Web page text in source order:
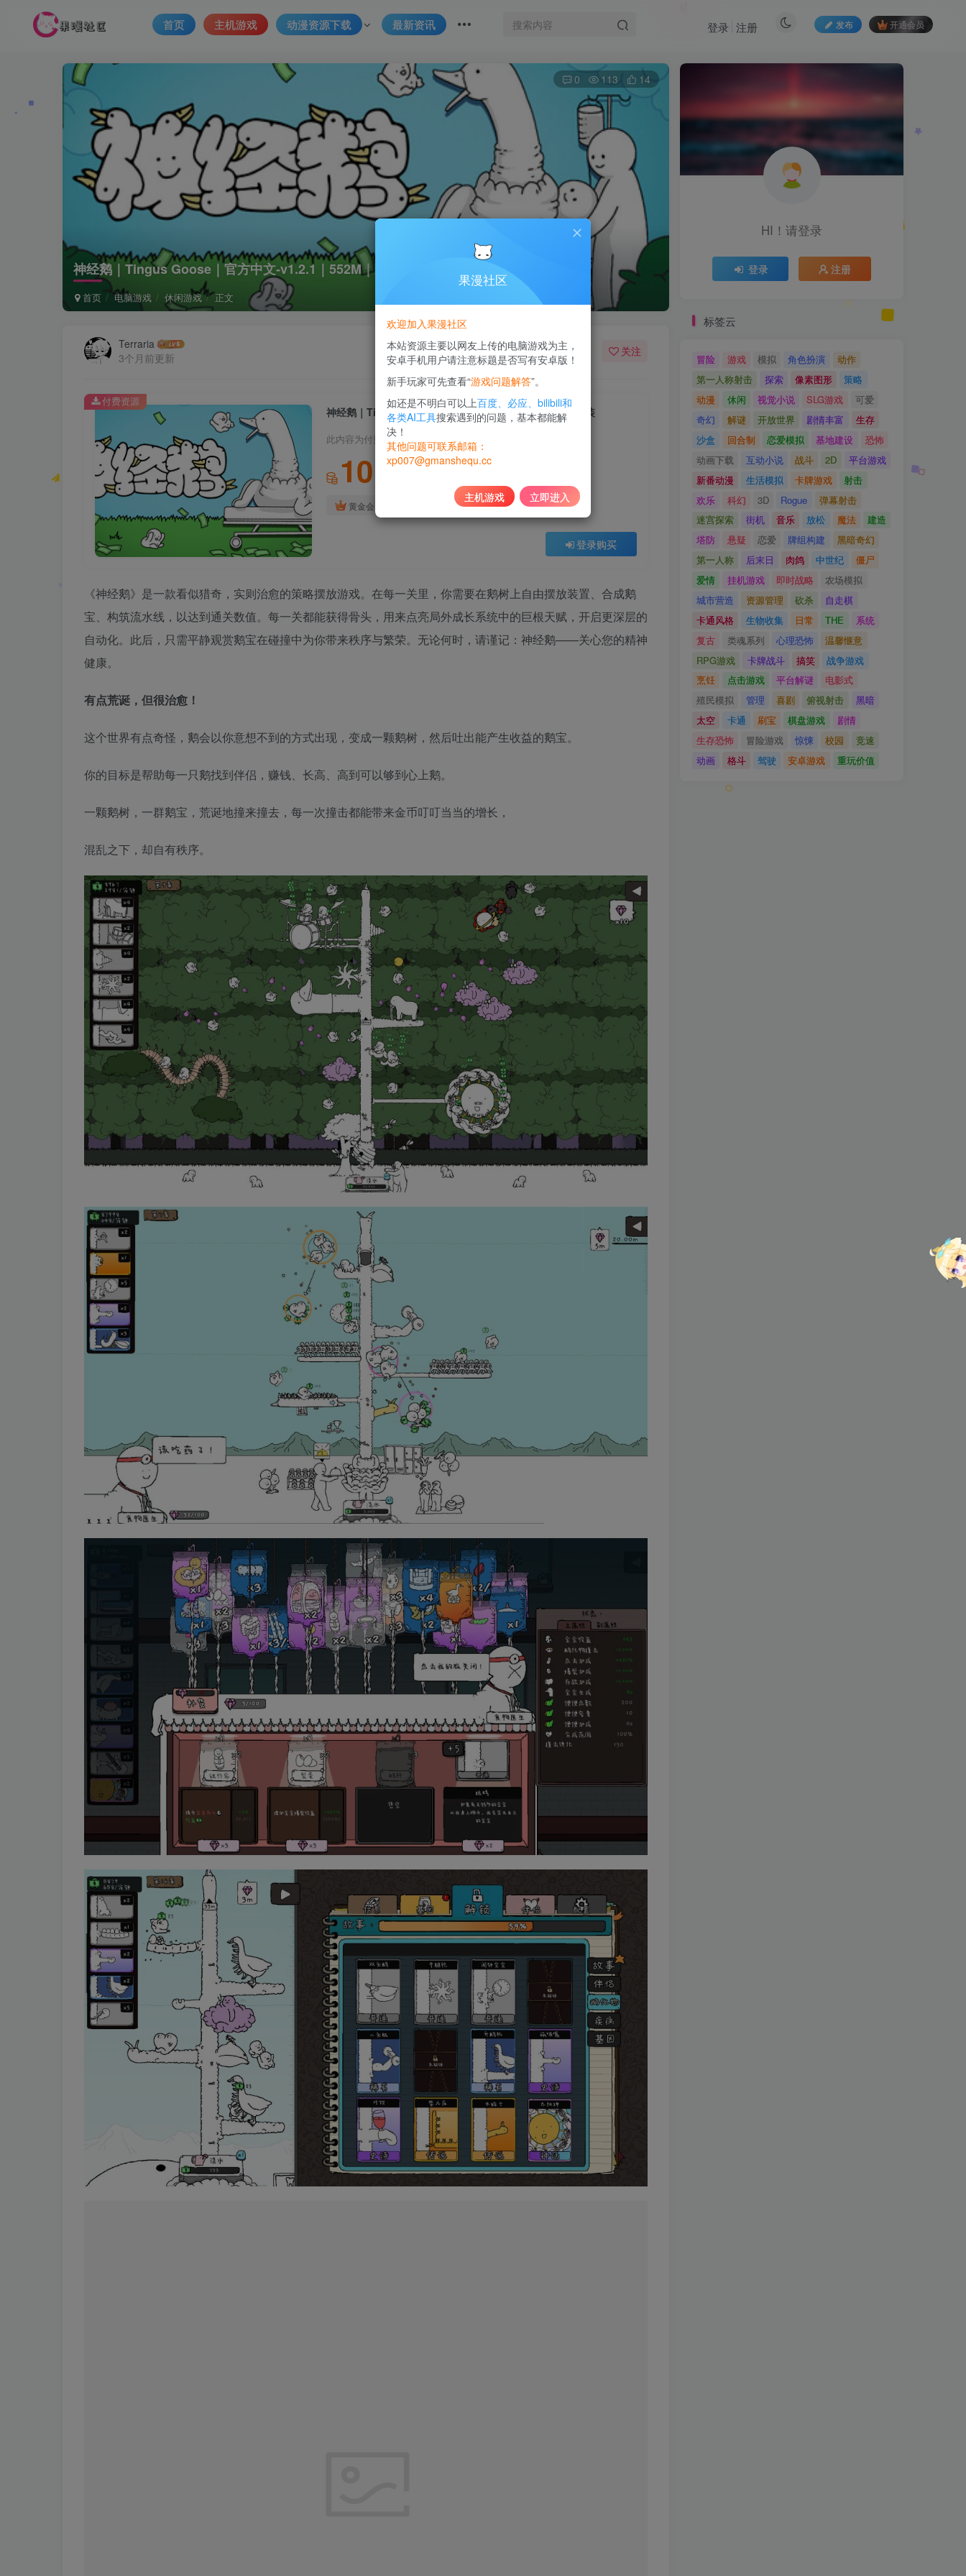
首页 主机游戏 动漫资源下载 最新资讯 发布 开通会员
登录 注册
神经鹅｜Tingus Goose｜官方中文-v1.2.1｜552M｜免安装
首页 电脑游戏 休闲游戏 正文
0 113 14
Terraria
3个月前更新
关注
神经鹅｜Tingus Goose｜官方中文-v1.2.1｜552M｜免安装
此内容为付费资源，请付费后查看
10
黄金会员
登录购买
付费资源
《神经鹅》是一款看似猎奇，实则治愈的策略摆放游戏。在每一关里，你需要在鹅树上自由摆放装置、合成鹅
宝、构筑流水线，以达到通关数值。每一关都能获得骨头，用来点亮局外成长系统中的巨根天赋，开启更深层的
自动化。此后，只需平静观赏鹅宝在碰撞中为你带来秩序与繁荣。无论何时，请谨记：神经鹅——关心您的精神
健康。
有点荒诞，但很治愈！
这个世界有点奇怪，鹅会以你意想不到的方式出现，变成一颗鹅树，然后吐出能产生收益的鹅宝。
你的目标是帮助每一只鹅找到伴侣，赚钱、长高、高到可以够到心上鹅。
一颗鹅树，一群鹅宝，荒诞地撞来撞去，每一次撞击都能带来金币叮叮当当的增长，
混乱之下，却自有秩序。
HI！请登录
登录 注册
标签云
冒险 游戏 模拟 角色扮演
动作
第一人称射击
探索 像素图形
策略
动漫
休闲 视觉小说 SLG游戏
可爱
奇幻
解谜 开放世界 剧情丰富
生存
沙盒
回合制 恋爱模拟 基地建设
恐怖
动画下载
互动小说 战斗 2D
平台游戏
新番动漫
生活模拟 卡牌游戏
射击
欢乐
科幻 3D Rogue
弹幕射击
迷宫探索
街机 音乐 放松 魔法
建造
塔防
悬疑 恋爱 牌组构建
黑暗奇幻
第一人称
后末日 肉鸽 中世纪
僵尸
爱情
挂机游戏 即时战略
农场模拟
城市营造
资源管理 砍杀
自走棋
卡通风格
生物收集 日常 THE
系统
复古
类魂系列 心理恐怖
温馨惬意
RPG游戏
卡牌战斗 搞笑
战争游戏
烹饪
点击游戏 平台解谜
电影式
殖民模拟
管理 喜剧 俯视射击
黑暗
太空
卡通 刷宝 棋盘游戏
剧情
生存恐怖
冒险游戏 惊悚 校园
竞速
动画
格斗 驾驶 安卓游戏 重玩价值
果漫社区
欢迎加入果漫社区
本站资源主要以网友上传的电脑游戏为主，
安卓手机用户请注意标题是否写有安卓版！
新手玩家可先查看“游戏问题解答”。
如还是不明白可以上百度、必应、bilibili和
各类AI工具搜索遇到的问题，基本都能解
决！
其他问题可联系邮箱：
xp007@gmanshequ.cc
主机游戏 立即进入